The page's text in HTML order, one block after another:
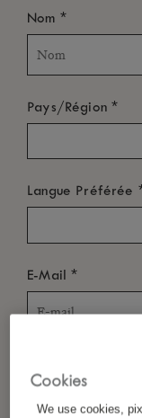
Nom *
Pays/Région*
Langue Préférée
E-Mail*
Cookies
We use cookies,